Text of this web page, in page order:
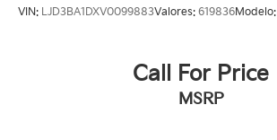
VIN: LJD3BA1DXV0099883Valores: 619836Modelo:
Call For Price
MSRP